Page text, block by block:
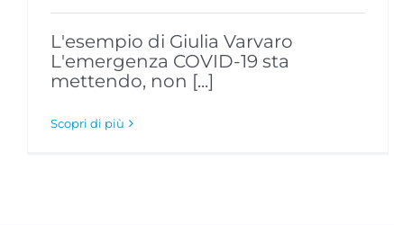
L'esempio di Giulia Varvaro
L'emergenza COVID-19 sta
mettendo, non [...]
Scopri di più